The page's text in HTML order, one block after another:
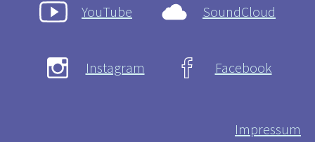
YouTube SoundCloud
Instagram Facebook
Impressum